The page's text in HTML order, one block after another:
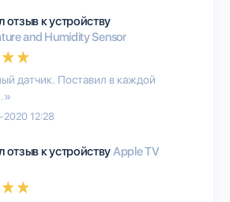
отзыв к устройству
and Humidity Sensor
датчик. Поставил в каждой
12:28
отзыв к устройствуApple TV